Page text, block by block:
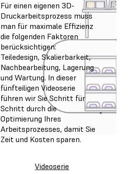
Für einen eigenen 3D-
Druckarbeitsprozess muss
man für maximale Effizienz
die folgenden Faktoren
berücksichtigen:
Teiledesign, Skalierbarkeit,
Nachbearbeitung, Lagerung
und Wartung. In dieser
fünfteiligen Videoserie
führen wir Sie Schritt für
Schritt durch die
Optimierung Ihres
Arbeitsprozesses, damit Sie
Zeit und Kosten sparen.
Videoserie